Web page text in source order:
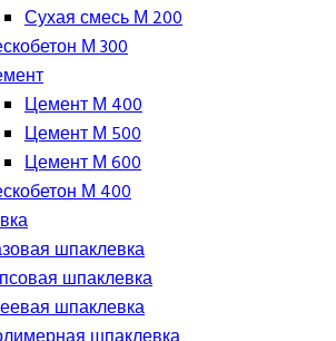
Сухая смесь М 200
М 300
Цемент М 400
Цемент М 500
Цемент М 600
М 400
шпаклевка
шпаклевка
шпаклевка